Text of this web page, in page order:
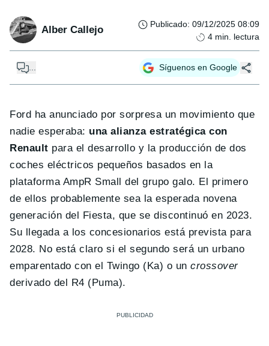
Alber Callejo Publicado: 09/12/2025 08:09
4 min. lectura
... Síguenos en Google
Ford ha anunciado por sorpresa un movimiento que
nadie esperaba: una alianza estratégica con
Renault para el desarrollo y la producción de dos
coches eléctricos pequeños basados en la
plataforma AmpR Small del grupo galo. El primero
de ellos probablemente sea la esperada novena
generación del Fiesta, que se discontinuó en 2023.
Su llegada a los concesionarios está prevista para
2028. No está claro si el segundo será un urbano
emparentado con el Twingo (Ka) o uncrossover
derivado del R4 (Puma).